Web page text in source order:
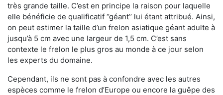
très grande taille. C’est en principe la raison pour laquelle
elle bénéficie de qualificatif ‘’géant’’ lui étant attribué. Ainsi,
on peut estimer la taille d’un frelon asiatique géant adulte à
jusqu’à 5 cm avec une largeur de 1,5 cm. C’est sans
contexte le frelon le plus gros au monde à ce jour selon
les experts du domaine.
Cependant, ils ne sont pas à confondre avec les autres
espèces comme le frelon d’Europe ou encore la guêpe des